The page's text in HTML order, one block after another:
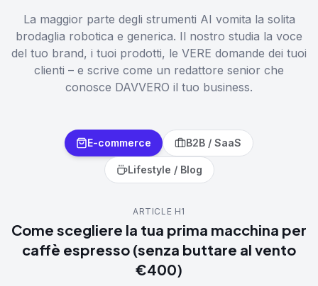
La maggior parte degli strumenti AI vomita la solita
brodaglia robotica e generica. Il nostro studia la voce
del tuo brand, i tuoi prodotti, le VERE domande dei tuoi
clienti – e scrive come un redattore senior che
conosce DAVVERO il tuo business.
E-commerce B2B / SaaS
Lifestyle / Blog
ARTICLE H1
Come scegliere la tua prima macchina per
caffè espresso (senza buttare al vento
€400)